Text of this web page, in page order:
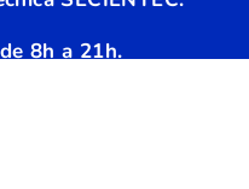
8h a 21h.